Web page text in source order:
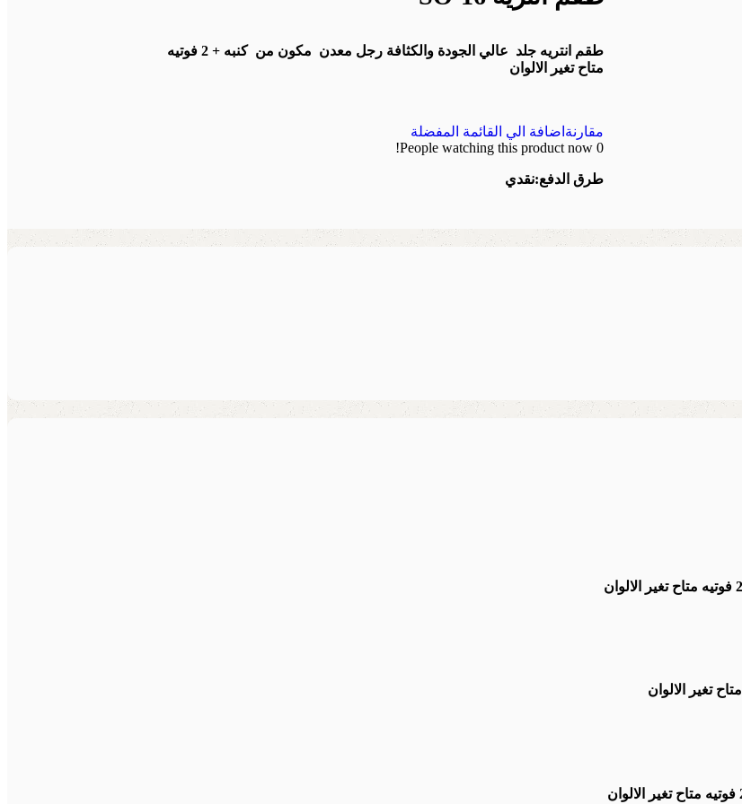
طقم انتريه جلد عالي الجودة والكثافة رجل معدن مكون من كنبه + 2 فوتيه
متاح تغير الالوان
مقارنة اضافة الي القائمة المفضلة
0
People watching this product now!
طرق الدفع:نقدي
متاح تغير الالوان
متاح تغير الالوان
متاح تغير الالوان